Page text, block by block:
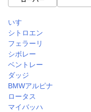
いすゞ
シトロエン
フェラーリ
シボレー
ベントレー
ダッジ
BMWアルピナ
ロータス
マイバッハ